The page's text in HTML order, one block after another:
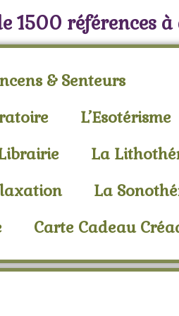
1500 références
& Senteurs
L’Esotérisme
La
La
Carte Cadeau